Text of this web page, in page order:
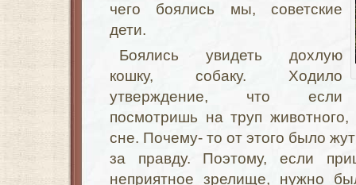
чего боялись мы, советские
дети.
Боялись увидеть дохлую
кошку, собаку. Ходило
утверждение, что если
посмотришь на труп
сне. Почему- то от этого было
за правду. Поэтому, если
неприятное зрелище, нужно